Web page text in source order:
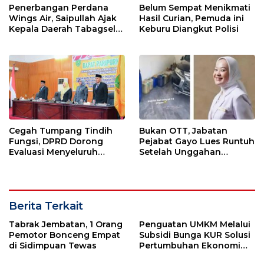
Penerbangan Perdana
Wings Air, Saipullah Ajak
Kepala Daerah Tabagsel
Belum Sempat Menikmati
Hasil Curian, Pemuda ini
Keburu Diangkut Polisi
Cegah Tumpang Tindih
Fungsi, DPRD Dorong
Evaluasi Menyeluruh
Bukan OTT, Jabatan
Pejabat Gayo Lues Runtuh
Setelah Unggahan
Berita Terkait
Tabrak Jembatan, 1 Orang
Pemotor Bonceng Empat
di Sidimpuan Tewas
Penguatan UMKM Melalui
Subsidi Bunga KUR Solusi
Pertumbuhan Ekonomi